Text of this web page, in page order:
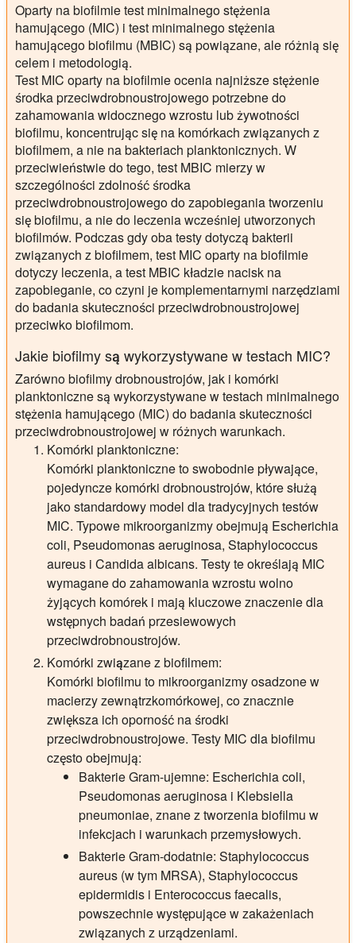
Oparty na biofilmie test minimalnego stężenia
hamującego (MIC) i test minimalnego stężenia
hamującego biofilmu (MBIC) są powiązane, ale różnią się
celem i metodologią.
Test MIC oparty na biofilmie ocenia najniższe stężenie
środka przeciwdrobnoustrojowego potrzebne do
zahamowania widocznego wzrostu lub żywotności
biofilmu, koncentrując się na komórkach związanych z
biofilmem, a nie na bakteriach planktonicznych. W
przeciwieństwie do tego, test MBIC mierzy w
szczególności zdolność środka
przeciwdrobnoustrojowego do zapobiegania tworzeniu
się biofilmu, a nie do leczenia wcześniej utworzonych
biofilmów. Podczas gdy oba testy dotyczą bakterii
związanych z biofilmem, test MIC oparty na biofilmie
dotyczy leczenia, a test MBIC kładzie nacisk na
zapobieganie, co czyni je komplementarnymi narzędziami
do badania skuteczności przeciwdrobnoustrojowej
przeciwko biofilmom.
Jakie biofilmy są wykorzystywane w testach MIC?
Zarówno biofilmy drobnoustrojów, jak i komórki
planktoniczne są wykorzystywane w testach minimalnego
stężenia hamującego (MIC) do badania skuteczności
przeciwdrobnoustrojowej w różnych warunkach.
Komórki planktoniczne:
Komórki planktoniczne to swobodnie pływające,
pojedyncze komórki drobnoustrojów, które służą
jako standardowy model dla tradycyjnych testów
MIC. Typowe mikroorganizmy obejmują Escherichia
coli, Pseudomonas aeruginosa, Staphylococcus
aureus i Candida albicans. Testy te określają MIC
wymagane do zahamowania wzrostu wolno
żyjących komórek i mają kluczowe znaczenie dla
wstępnych badań przesiewowych
przeciwdrobnoustrojów.
Komórki związane z biofilmem:
Komórki biofilmu to mikroorganizmy osadzone w
macierzy zewnątrzkomórkowej, co znacznie
zwiększa ich oporność na środki
przeciwdrobnoustrojowe. Testy MIC dla biofilmu
często obejmują:
Bakterie Gram-ujemne: Escherichia coli,
Pseudomonas aeruginosa i Klebsiella
pneumoniae, znane z tworzenia biofilmu w
infekcjach i warunkach przemysłowych.
Bakterie Gram-dodatnie: Staphylococcus
aureus (w tym MRSA), Staphylococcus
epidermidis i Enterococcus faecalis,
powszechnie występujące w zakażeniach
związanych z urządzeniami.